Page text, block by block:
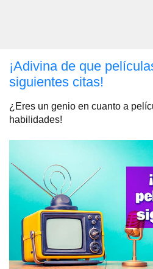
¡Adivina de que
siguientes citas!
¿Eres un genio en cuanto a
habilidades!